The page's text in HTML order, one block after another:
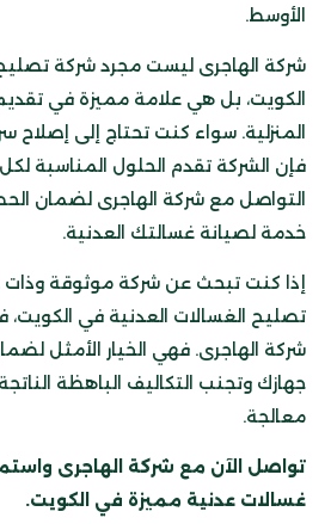
الأوسط.
شركة الهاجرى ليست مجرد شركة
الكويت، بل هي علامة مميزة في
المنزلية. سواء كنت تحتاج إلى إصلاح
فإن الشركة تقدم الحلول المناسبة لكل
التواصل مع شركة الهاجرى لضمان
خدمة لصيانة غسالتك العدنية.
إذا كنت تبحث عن شركة موثوقة
تصليح الغسالات العدنية في الكويت،
شركة الهاجرى. فهي الخيار الأمثل
جهازك وتجنب التكاليف الباهظة
معالجة.
تواصل الآن مع شركة الهاجرى
غسالات عدنية مميزة في الكويت.